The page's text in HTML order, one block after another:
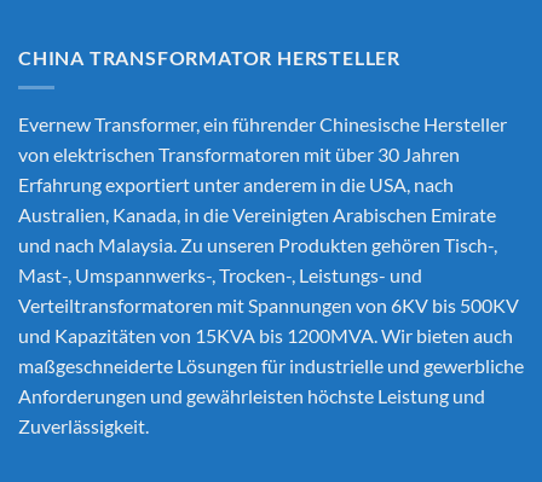
CHINA TRANSFORMATOR HERSTELLER
Evernew Transformer, ein führenderChinesische Hersteller
von elektrischen Transformatoren mit über 30 Jahren
Erfahrung exportiert unter anderem in die USA, nach
Australien, Kanada, in die Vereinigten Arabischen Emirate
und nach Malaysia. Zu unseren Produkten gehören Tisch-,
Mast-, Umspannwerks-, Trocken-, Leistungs- und
Verteiltransformatoren mit Spannungen von 6KV bis 500KV
und Kapazitäten von 15KVA bis 1200MVA. Wir bieten auch
maßgeschneiderte Lösungen für industrielle und gewerbliche
Anforderungen und gewährleisten höchste Leistung und
Zuverlässigkeit.